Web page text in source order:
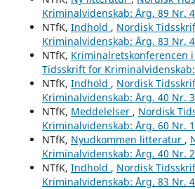
Kriminalvidenskab: Årg. 89 Nr.
NTfK, Indhold , Nordisk
Kriminalvidenskab: Årg. 83 Nr.
NTfK, Kriminalretskonferencen
Tidsskrift for
NTfK, Indhold , Nordisk
Kriminalvidenskab: Årg. 40 Nr.
NTfK, Meddelelser , Nordisk
Kriminalvidenskab: Årg. 60 Nr.
NTfK, Nyudkommen litteratur ,
Kriminalvidenskab: Årg. 40 Nr.
NTfK, Indhold , Nordisk
Kriminalvidenskab: Årg. 83 Nr.